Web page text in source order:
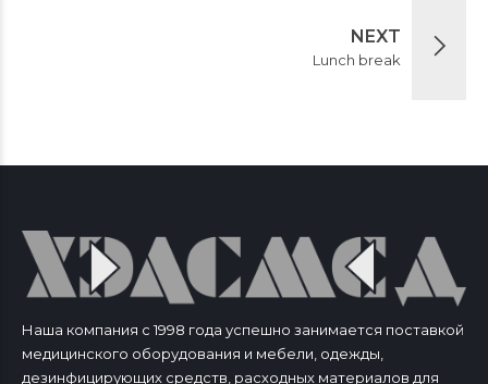
NEXT
Lunch break
Наша компания с 1998 года успешно занимается поставкой
медицинского оборудования и мебели, одежды,
дезинфицирующих средств, расходных материалов для